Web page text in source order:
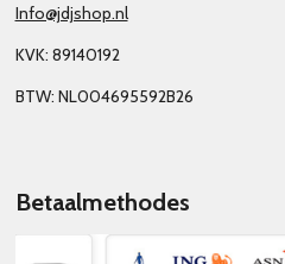
Info@jdjshop.nl
KVK: 89140192
BTW: NL004695592B26
Betaalmethodes